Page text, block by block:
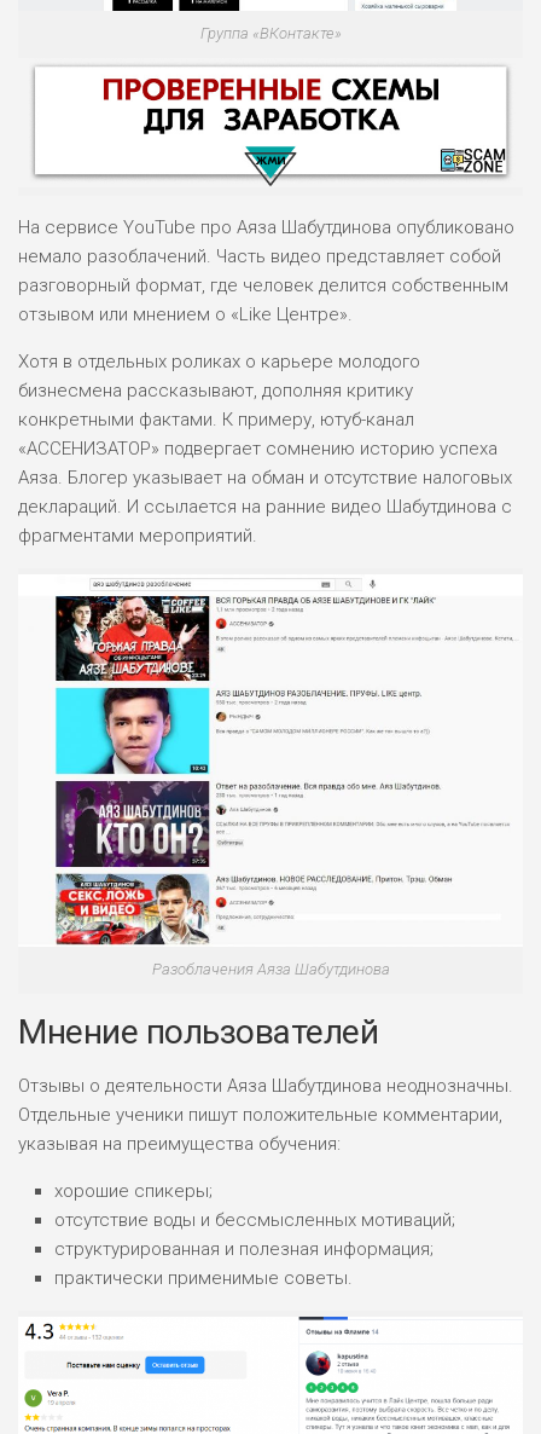
Группа «ВКонтакте»
НАЗВАНИЕ
ПОДОЙДЕТ
РИСКИ: НИЗКИЕ
ДОХОД: ВЫСОКИЙ
БЮДЖЕТ: ВЫСОКИЙ
ОБЗОР
ЛЮБИТЕЛЯ
М СТАВОК
РИСКИ: СРЕДНИЕ
ДОХОД: ВЫСОКИЙ
БЮДЖЕТ: НИЗКИЙ
ВСЕМ
РИСКИ: НИЗКИЕ
ДОХОД: НИЗКИЙ
БЮДЖЕТ: НИЗКИЙ
ВСЕМ
ДОХОД: СРЕДНИЙ
ОБЗОР
На сервисе YouTube про Аяза Шабутдинова опубликовано
немало разоблачений. Часть видео представляет собой
разговорный формат, где человек делится собственным
отзывом или мнением о «Like Центре».
Хотя в отдельных роликах о карьере молодого
бизнесмена рассказывают, дополняя критику
конкретными фактами. К примеру, ютуб-канал
«АССЕНИЗАТОР» подвергает сомнению историю успеха
Аяза. Блогер указывает на обман и отсутствие налоговых
деклараций. И ссылается на ранние видео Шабутдинова с
фрагментами мероприятий.
Разоблачения Аяза Шабутдинова
Мнение пользователей
Отзывы о деятельности Аяза Шабутдинова неоднозначны.
Отдельные ученики пишут положительные комментарии,
указывая на преимущества обучения:
хорошие спикеры;
отсутствие воды и бессмысленных мотиваций;
структурированная и полезная информация;
практически применимые советы.